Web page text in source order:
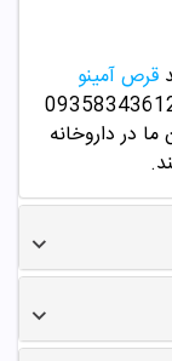
قرص آمینو
می توانید با این شماره ها 09358343612
در داروخانه